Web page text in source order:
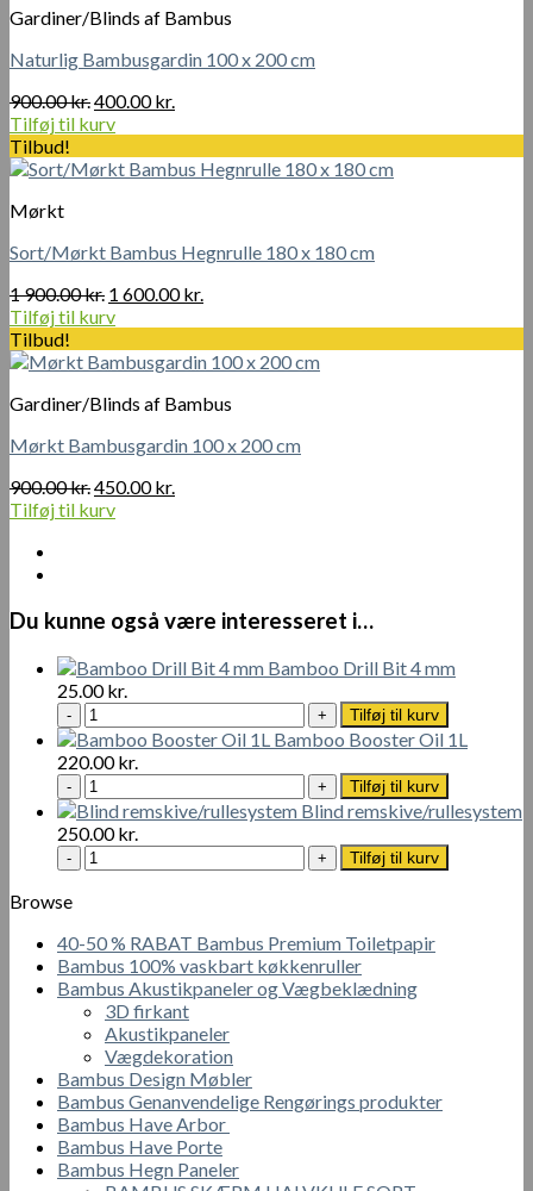
Gardiner/Blinds af Bambus
Naturlig Bambusgardin 100 x 200 cm
900.00kr.Den
oprindelige
var:
400.00kr.
er:
Tilføj til kurv
Tilbud!
Mørkt
Sort/Mørkt Bambus Hegnrulle 180 x 180 cm
1 900.00kr. Den
oprindelige
var:
900.00 kr..
1 600.00kr.
er:
600.00 kr..
Tilføj til kurv
Tilbud!
Gardiner/Blinds af Bambus
Mørkt Bambusgardin 100 x 200 cm
900.00kr.Den
oprindelige
450.00kr.
Tilføj til kurv
Du kunne også være interesseret i…
Bamboo Drill Bit 4 mm
25.00kr.
Bamboo
Drill
Bit
4
mm
antal
Tilføj til kurv
Bamboo Booster Oil 1L
220.00kr.
Bamboo
Booster
Oil
1L
antal
Tilføj til kurv
Blind remskive/rullesystem
250.00kr.
Blind
remskive/rullesystem
Tilføj til kurv
Browse
40-50 % RABAT Bambus Premium Toiletpapir
Bambus 100% vaskbart køkkenruller
Bambus Akustikpaneler og Vægbeklædning
3D firkant
Akustikpaneler
Vægdekoration
Bambus Design Møbler
Bambus Genanvendelige Rengørings produkter
Bambus Have Arbor
Bambus Have Porte
Bambus Hegn Paneler